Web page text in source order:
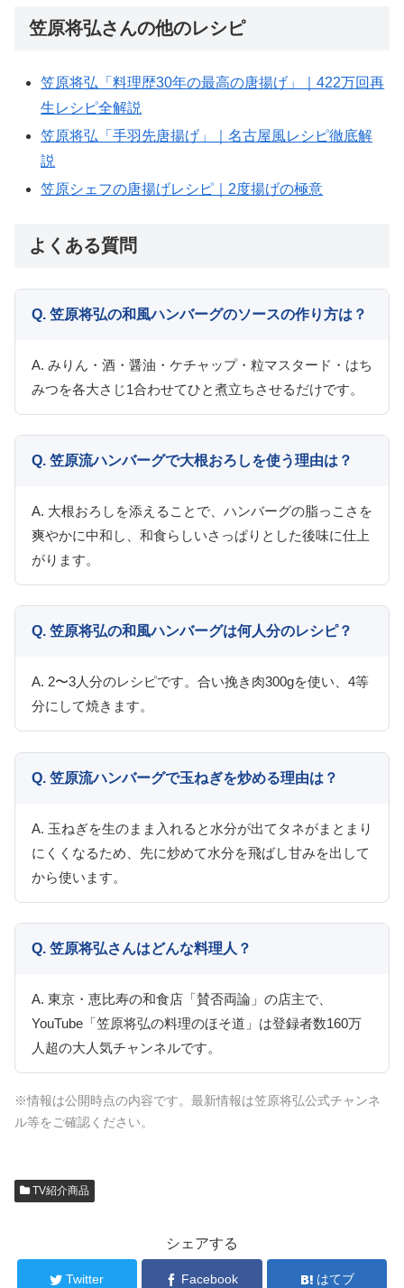
笠原将弘さんの他のレシピ
笠原将弘「料理歴30年の最高の唐揚げ」｜422万回再
生レシピ全解説
笠原将弘「手羽先唐揚げ」｜名古屋風レシピ徹底解
説
笠原シェフの唐揚げレシピ｜2度揚げの極意
よくある質問
Q. 笠原将弘の和風ハンバーグのソースの作り方は？
A. みりん・酒・醤油・ケチャップ・粒マスタード・はち
みつを各大さじ1合わせてひと煮立ちさせるだけです。
Q. 笠原流ハンバーグで大根おろしを使う理由は？
A. 大根おろしを添えることで、ハンバーグの脂っこさを
爽やかに中和し、和食らしいさっぱりとした後味に仕上
がります。
Q. 笠原将弘の和風ハンバーグは何人分のレシピ？
A. 2〜3人分のレシピです。合い挽き肉300gを使い、4等
分にして焼きます。
Q. 笠原流ハンバーグで玉ねぎを炒める理由は？
A. 玉ねぎを生のまま入れると水分が出てタネがまとまり
にくくなるため、先に炒めて水分を飛ばし甘みを出して
から使います。
Q. 笠原将弘さんはどんな料理人？
A. 東京・恵比寿の和食店「賛否両論」の店主で、
YouTube「笠原将弘の料理のほそ道」は登録者数160万
人超の大人気チャンネルです。
※情報は公開時点の内容です。最新情報は笠原将弘公式チャンネ
ル等をご確認ください。
TV紹介商品
シェアする
Twitter Facebook はてブ